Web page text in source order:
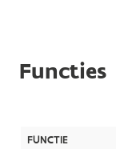
Functies
FUNCTIE